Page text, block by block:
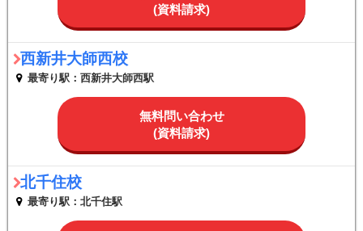
(資料請求)
西新井大師西校
最寄り駅：西新井大師西駅
無料問い合わせ
(資料請求)
北千住校
最寄り駅：北千住駅